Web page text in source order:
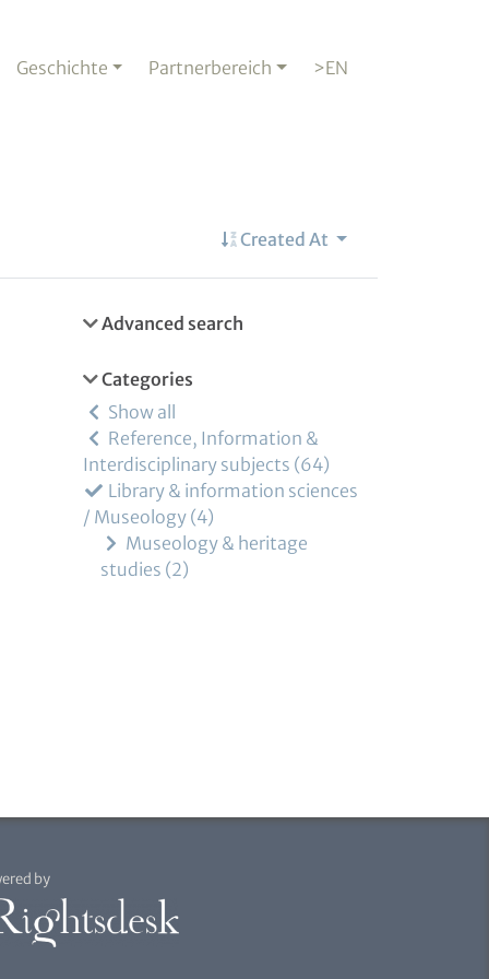
Geschichte Partnerbereich >EN
Created At
Advanced search
Categories
Show all
Reference, Information &
Interdisciplinary subjects 64
Library & information sciences
/ Museology 4
Museology & heritage
studies 2
by